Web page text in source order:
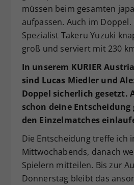
müssen beim gesamten
aufpassen. Auch im
Spezialist Takeru Yuzuki
groß und serviert mit 230
In unserem KURIER
sind Lucas Miedler und
Doppel sicherlich gesetzt.
schon deine
den Einzelmatches
Die Entscheidung treffe ich
Mittwochabends, danach
Spielern mitteilen. Bis zur
Donnerstag bleibt das